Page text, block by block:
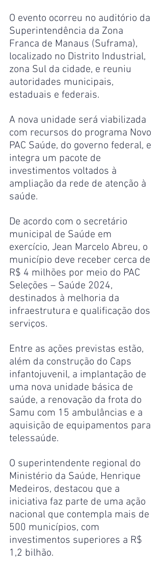
O evento ocorreu no auditório da
Superintendência da Zona
Franca de Manaus (Suframa),
localizado no Distrito Industrial,
zona Sul da cidade, e reuniu
autoridades municipais,
estaduais e federais.
A nova unidade será viabilizada
com recursos do programa Novo
PAC Saúde, do governo federal, e
integra um pacote de
investimentos voltados à
ampliação da rede de atenção à
saúde.
De acordo com o secretário
municipal de Saúde em
exercício, Jean Marcelo Abreu, o
município deve receber cerca de
R$ 4 milhões por meio do PAC
Seleções – Saúde 2024,
destinados à melhoria da
infraestrutura e qualificação dos
serviços.
Entre as ações previstas estão,
além da construção do Caps
infantojuvenil, a implantação de
uma nova unidade básica de
saúde, a renovação da frota do
Samu com 15 ambulâncias e a
aquisição de equipamentos para
telessaúde.
O superintendente regional do
Ministério da Saúde, Henrique
Medeiros, destacou que a
iniciativa faz parte de uma ação
nacional que contempla mais de
500 municípios, com
investimentos superiores a R$
1,2 bilhão.